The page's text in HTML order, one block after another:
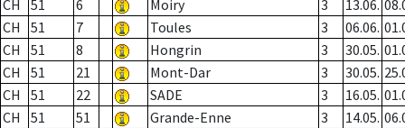
CH 51 6 Moiry 3 13.06.
CH
51 7 Toules 3 06.06.
CH
51 8 Hongrin 3 30.05.
CH
51 21 Mont-Dar 3 30.05.
CH
51 22 SADE 3 16.05.
CH
51 51 Grande-Enne 3 14.05.